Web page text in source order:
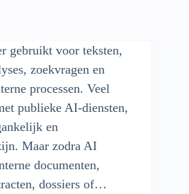
gebruikt voor teksten,
zoekvragen en
processen. Veel
publieke AI-diensten,
en
Maar zodra AI
documenten,
dossiers of…